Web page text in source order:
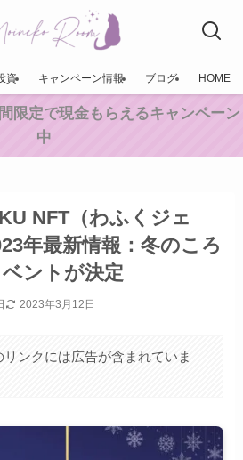
資 キャンペーン情報 ブログ HOME
限定で現金もらえるキャンペーン
中
NFT（わふくジェ
年最新情報：冬のころ
ントが決定
2023年3月12日
リンクには広告が含まれていま